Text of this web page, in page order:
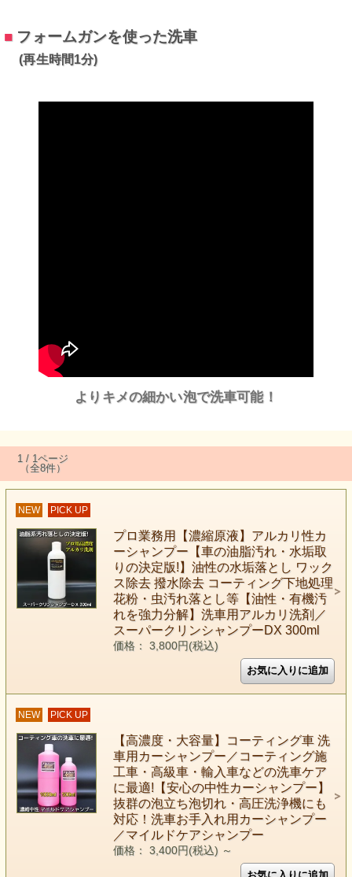
■ フォームガンを使った洗車
(再生時間1分)
よりキメの細かい泡で洗車可能！
1 / 1ページ
（全8件）
NEW PICK UP
プロ業務用【濃縮原液】アルカリ性カ
ーシャンプー【車の油脂汚れ・水垢取
りの決定版!】油性の水垢落とし ワック
ス除去 撥水除去 コーティング下地処理
花粉・虫汚れ落とし等【油性・有機汚
れを強力分解】洗車用アルカリ洗剤／
スーパークリンシャンプーDX 300ml
価格： 3,800円(税込)
NEW PICK UP
【高濃度・大容量】コーティング車 洗
車用カーシャンプー／コーティング施
工車・高級車・輸入車などの洗車ケア
に最適!【安心の中性カーシャンプー】
抜群の泡立ち泡切れ・高圧洗浄機にも
対応！洗車お手入れ用カーシャンプー
／マイルドケアシャンプー
価格： 3,400円(税込) ～